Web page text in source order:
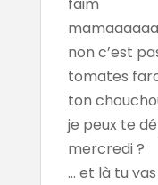
non c’est
tomates
ton
je peux te
mercredi ?
... et là tu